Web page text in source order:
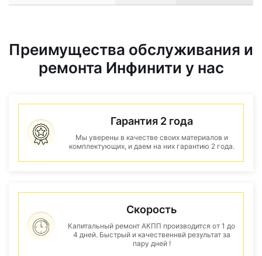
Преимущества обслуживания и
ремонта Инфинити у нас
Гарантия 2 года
Мы уверены в качестве своих материалов и
комплектующих, и даем на них гарантию 2 года.
Скорость
Капитальный ремонт АКПП производится от 1 до
4 дней. Быстрый и качественнвй результат за
пару дней !